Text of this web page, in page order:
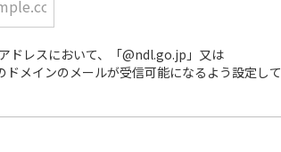
ドレスにおいて、「@ndl.go.jp」又は
ドメインのメールが受信可能になるよう設定して